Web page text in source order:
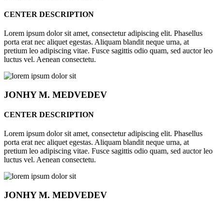
CENTER DESCRIPTION
Lorem ipsum dolor sit amet, consectetur adipiscing elit. Phasellus
porta erat nec aliquet egestas. Aliquam blandit neque urna, at
pretium leo adipiscing vitae. Fusce sagittis odio quam, sed auctor leo
luctus vel. Aenean consectetu.
JONHYM. MEDVEDEV
CENTER DESCRIPTION
Lorem ipsum dolor sit amet, consectetur adipiscing elit. Phasellus
porta erat nec aliquet egestas. Aliquam blandit neque urna, at
pretium leo adipiscing vitae. Fusce sagittis odio quam, sed auctor leo
luctus vel. Aenean consectetu.
JONHYM. MEDVEDEV